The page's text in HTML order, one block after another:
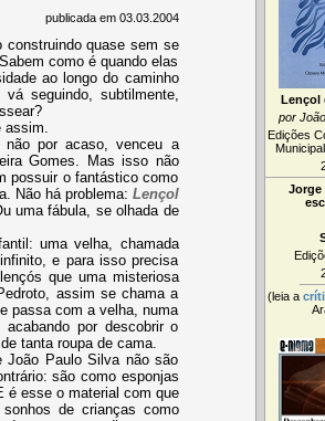
publicada em 03.03.2004
quase sem se
como é quando elas
ao longo do caminho
seguindo, subtilmente,
assim.
não por acaso, venceu a
Gomes. Mas isso não
possuir o fantástico como
Não há problema: Lençol
uma fábula, se olhada de
uma velha, chamada
e para isso precisa
que uma misteriosa
assim se chama a
passa com a velha, numa
por descobrir o
tanta roupa de cama.
João Paulo Silva não são
são como esponjas
é esse o material com que
de crianças como
Lençol
por
Edições
Jorge
(leia a